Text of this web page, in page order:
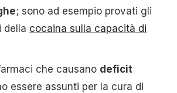
; sono ad esempio provati gli
della cocaina sulla capacità di
che causano deficit
essere assunti per la cura di